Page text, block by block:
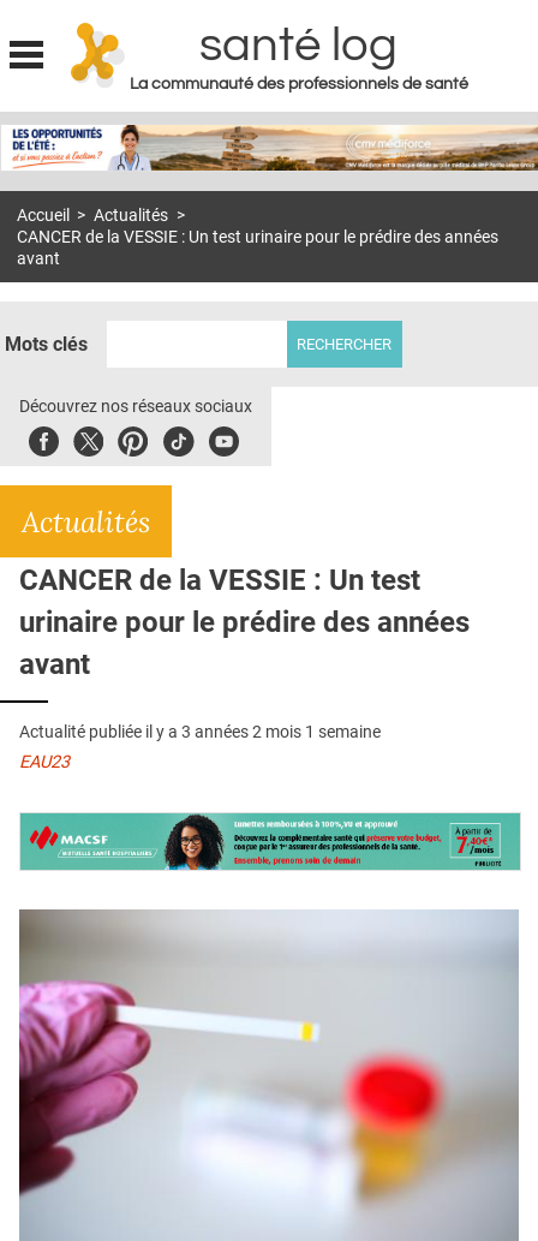
Jump to navigation
santé log
La communauté des professionnels de santé
MON COMPTE
S'ABONNER À LA REVUE SOIN À DOMICILE
E-REVUE SAD
THÉMA
CRÉDITS
Accueil > Actualités >
CANCER de la VESSIE : Un test urinaire pour le prédire des années
avant
Mots clés
Découvrez nos réseaux sociaux
FacebookTwitterPinterest
TiktokYoubute
Actualités
CANCER de la VESSIE : Un test
urinaire pour le prédire des années
avant
Actualité publiée il y a 3 années 2 mois 1 semaine
EAU23